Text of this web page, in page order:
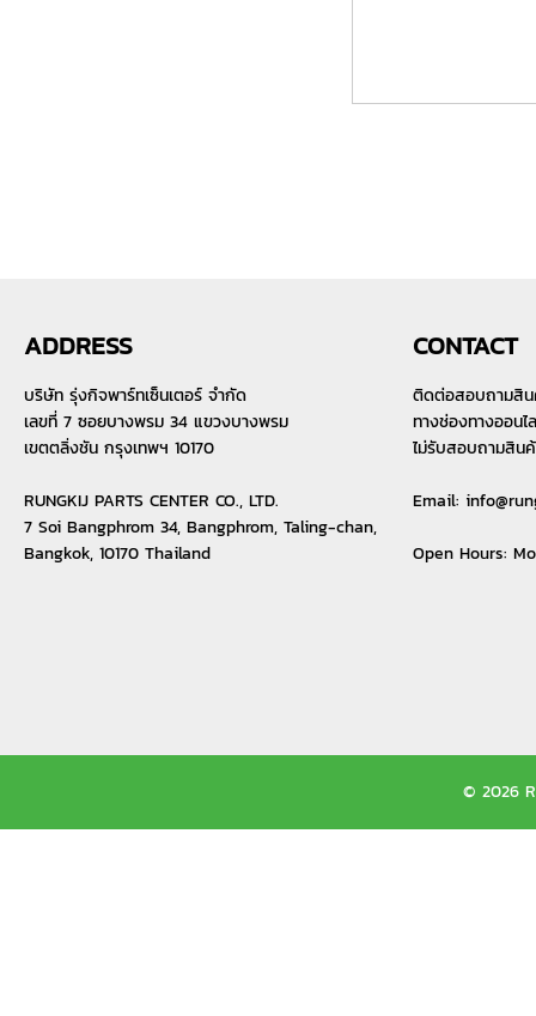
ADDRESS
บริษัท รุ่งกิจพาร์ทเซ็นเตอร์ จำกัด
เลขที่ 7 ซอยบางพรม 34 แขวงบางพรม
เขตตลิ่งชัน กรุงเทพฯ 10170
RUNGKIJ PARTS CENTER CO., LTD.
7 Soi Bangphrom 34, Bangphrom, Taling-chan,
Bangkok, 10170 Thailand
CONTACT
ติดต่อสอบถามสิ
ทางช่องทางออนไ
ไม่รับสอบถามสิน
Email:
Open Hours:
© 2026